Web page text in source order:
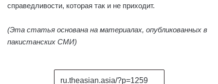
справедливости, которая так и не приходит.
(Эта статья основана на материалах, опубликованных в
пакистанских СМИ)